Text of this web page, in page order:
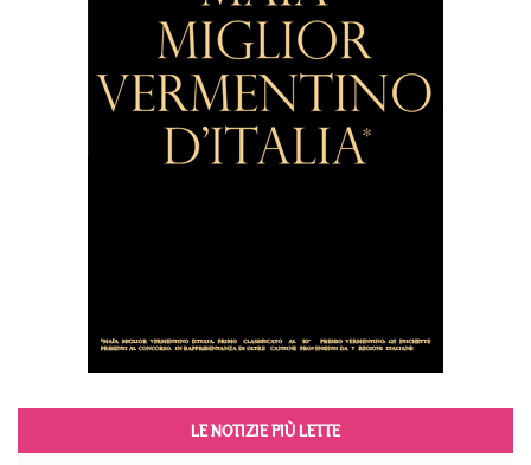
LE NOTIZIE PIÙ LETTE